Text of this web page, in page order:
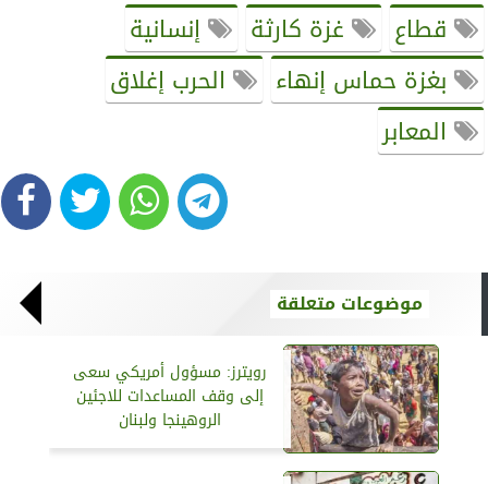
قطاع غزة كارثة
إنسانية
بغزة حماس إنهاء
الحرب إغلاق
المعابر
موضوعات متعلقة
رويترز: مسؤول أمريكي سعى
إلى وقف المساعدات للاجئين
الروهينجا ولبنان